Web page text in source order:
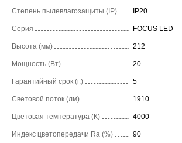
Степень пылевлагозащиты (IP) IP20
Серия FOCUS LED
Высота (мм) 212
Мощность (Вт) 20
Гарантийный срок (г.) 5
Световой поток (лм) 1910
Цветовая температура (К) 4000
Индекс цветопередачи Ra (%) 90